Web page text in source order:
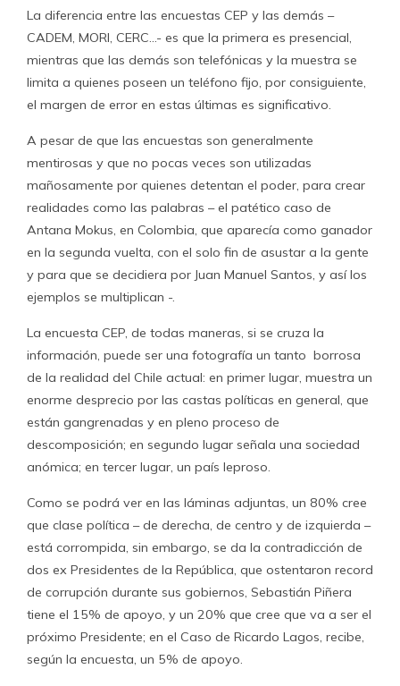
La diferencia entre las encuestas CEP y las demás –
CADEM, MORI, CERC…- es que la primera es presencial,
mientras que las demás son telefónicas y la muestra se
limita a quienes poseen un teléfono fijo, por consiguiente,
el margen de error en estas últimas es significativo.
A pesar de que las encuestas son generalmente
mentirosas y que no pocas veces son utilizadas
mañosamente por quienes detentan el poder, para crear
realidades como las palabras – el patético caso de
Antana Mokus, en Colombia, que aparecía como ganador
en la segunda vuelta, con el solo fin de asustar a la gente
y para que se decidiera por Juan Manuel Santos, y así los
ejemplos se multiplican -.
La encuesta CEP, de todas maneras, si se cruza la
información, puede ser una fotografía un tanto borrosa
de la realidad del Chile actual: en primer lugar, muestra un
enorme desprecio por las castas políticas en general, que
están gangrenadas y en pleno proceso de
descomposición; en segundo lugar señala una sociedad
anómica; en tercer lugar, un país leproso.
Como se podrá ver en las láminas adjuntas, un 80% cree
que clase política – de derecha, de centro y de izquierda –
está corrompida, sin embargo, se da la contradicción de
dos ex Presidentes de la República, que ostentaron record
de corrupción durante sus gobiernos, Sebastián Piñera
tiene el 15% de apoyo, y un 20% que cree que va a ser el
próximo Presidente; en el Caso de Ricardo Lagos, recibe,
según la encuesta, un 5% de apoyo.